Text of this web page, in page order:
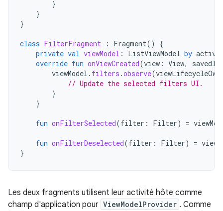
}
}
}
class FilterFragment : Fragment()
{
private val viewModel : ListViewModel by
override fun onViewCreated(view : View,
viewModel . filters .observe(
// Update the selected filters UI.
}
}
fun onFilterSelected(filter : Filter) =
fun onFilterDeselected(filter : Filter) =
}
Les deux fragments utilisent leur activité hôte comme
champ d'application pour ViewModelProvider . Comme